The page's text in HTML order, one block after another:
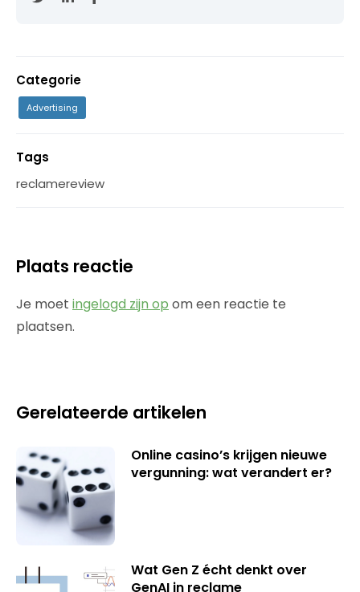
Categorie
Advertising
Tags
reclamereview
Plaats reactie
Je moet ingelogd zijn op om een reactie te
plaatsen.
Gerelateerde artikelen
Online casino’s krijgen nieuwe
vergunning: wat verandert er?
Wat Gen Z écht denkt over
GenAI in reclame